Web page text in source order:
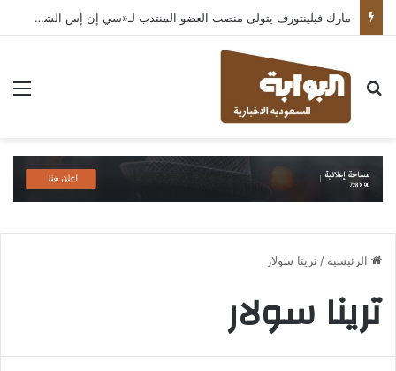
مارك فيلينتورف يتولى منصب العضو المنتدب لـ«سي إن إس الشرق الأوسط» ويشرف على شركات قطاع التكنولوجيا ضمن مجموعة غباش
بحث عن
الرئيسية / ترينا سولار
ترينا سولار